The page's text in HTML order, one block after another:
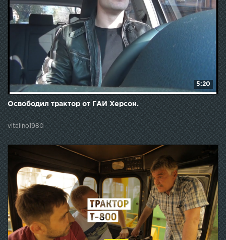
5:20
Освободил трактор от ГАИ Херсон.
vitalino1980